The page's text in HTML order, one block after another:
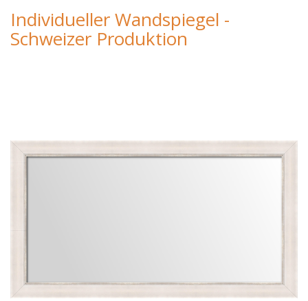
Individueller Wandspiegel -
Schweizer Produktion